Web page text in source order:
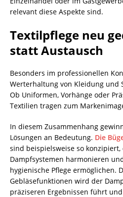
relevant diese Aspekte sind.
Textilpflege neu
statt Austausch
Besonders im professionellen
Werterhaltung von Kleidung und
Ob Uniformen, Vorhänge oder
Textilien tragen zum
In diesem Zusammenhang
Lösungen an Bedeutung. Die
sind beispielsweise so
Dampfsystemen harmonieren
hygienische Pflege ermöglichen.
Gebläsefunktionen wird der
präziseren Ergebnissen führt